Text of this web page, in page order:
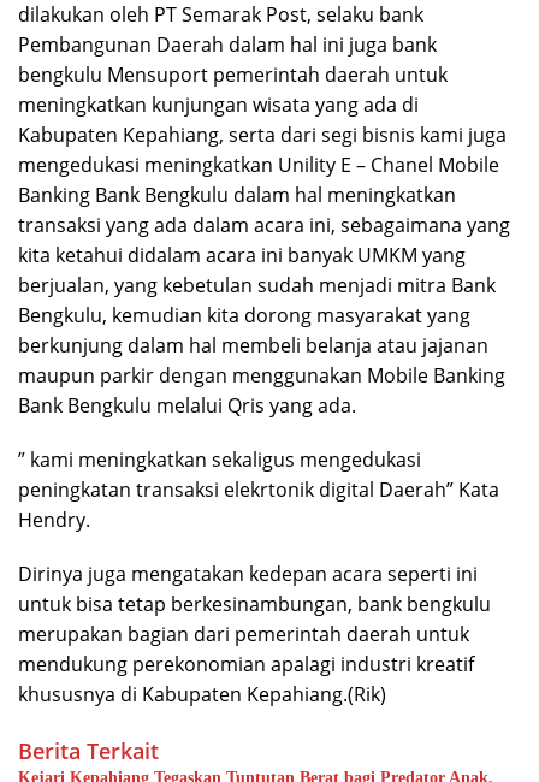
dilakukan oleh PT Semarak Post, selaku bank
Pembangunan Daerah dalam hal ini juga bank
bengkulu Mensuport pemerintah daerah untuk
meningkatkan kunjungan wisata yang ada di
Kabupaten Kepahiang, serta dari segi bisnis kami juga
mengedukasi meningkatkan Unility E – Chanel Mobile
Banking Bank Bengkulu dalam hal meningkatkan
transaksi yang ada dalam acara ini, sebagaimana yang
kita ketahui didalam acara ini banyak UMKM yang
berjualan, yang kebetulan sudah menjadi mitra Bank
Bengkulu, kemudian kita dorong masyarakat yang
berkunjung dalam hal membeli belanja atau jajanan
maupun parkir dengan menggunakan Mobile Banking
Bank Bengkulu melalui Qris yang ada.
” kami meningkatkan sekaligus mengedukasi
peningkatan transaksi elekrtonik digital Daerah” Kata
Hendry.
Dirinya juga mengatakan kedepan acara seperti ini
untuk bisa tetap berkesinambungan, bank bengkulu
merupakan bagian dari pemerintah daerah untuk
mendukung perekonomian apalagi industri kreatif
khususnya di Kabupaten Kepahiang.(Rik)
Berita Terkait
Kejari Kepahiang Tegaskan Tuntutan Berat bagi Predator Anak,